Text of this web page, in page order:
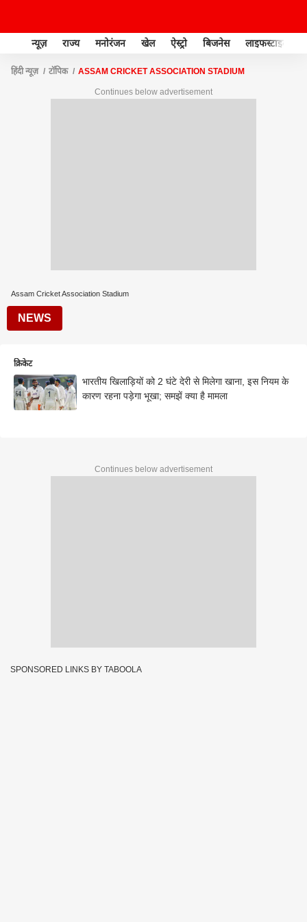
न्यूज़ राज्य मनोरंजन खेल ऐस्ट्रो बिजनेस लाइफस्टाइल
हिंदी न्यूज़ टॉपिक ASSAM CRICKET ASSOCIATION STADIUM
Continues below advertisement
Assam Cricket Association Stadium
NEWS
क्रिकेट
भारतीय खिलाड़ियों को 2 घंटे देरी से मिलेगा खाना, इस नियम के
कारण रहना पड़ेगा भूखा; समझें क्या है मामला
Continues below advertisement
SPONSORED LINKS BY TABOOLA